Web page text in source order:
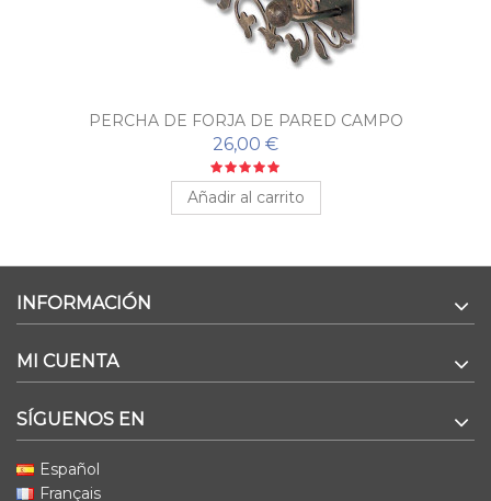
PERCHA DE FORJA DE PARED CAMPO
26,00 €
Añadir al carrito
INFORMACIÓN
MI CUENTA
SÍGUENOS EN
Español
Français